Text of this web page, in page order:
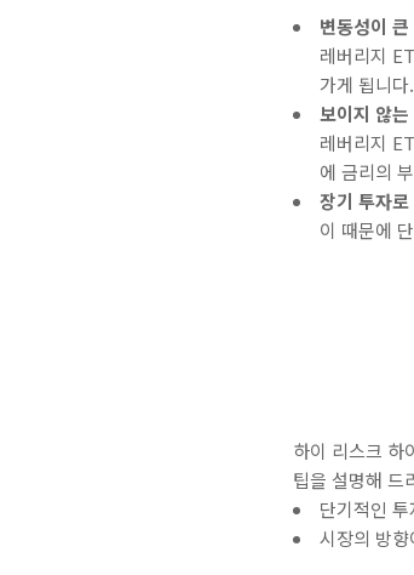
변동성이
레버리지
가게 됩니
보이지 않
레버리지
에 금리의
장기 투자로
이 때문에
하이 리스크 하
팁을 설명해 드
단기적인
시장의 방